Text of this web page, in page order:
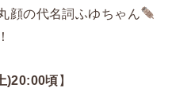
顔の代名詞ふゆちゃん
)20:00頃】